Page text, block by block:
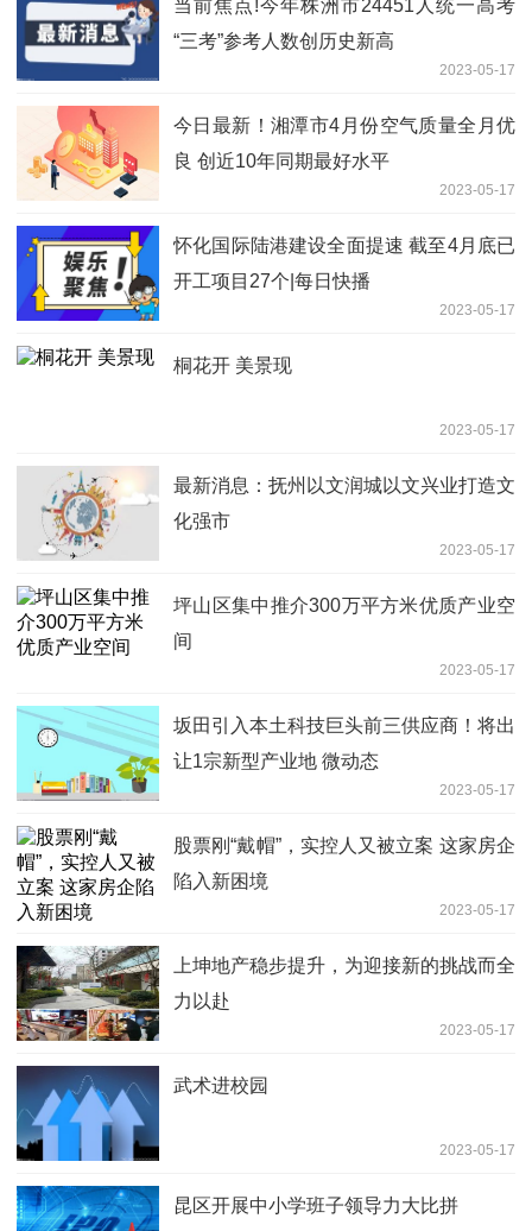
当前焦点!今年株洲市24451人统一高考
“三考”参考人数创历史新高
2023-05-17
今日最新！湘潭市4月份空气质量全月优
良 创近10年同期最好水平
2023-05-17
怀化国际陆港建设全面提速 截至4月底已
开工项目27个|每日快播
2023-05-17
桐花开 美景现
2023-05-17
最新消息：抚州以文润城以文兴业打造文
化强市
2023-05-17
坪山区集中推介300万平方米优质产业空
间
2023-05-17
坂田引入本土科技巨头前三供应商！将出
让1宗新型产业地 微动态
2023-05-17
股票刚“戴帽”，实控人又被立案 这家房企
陷入新困境
2023-05-17
上坤地产稳步提升，为迎接新的挑战而全
力以赴
2023-05-17
武术进校园
2023-05-17
昆区开展中小学班子领导力大比拼